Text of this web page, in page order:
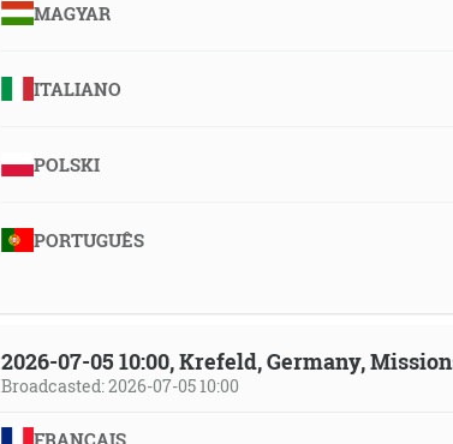
MAGYAR
ITALIANO
POLSKI
PORTUGUÊS
2026-07-05 10:00, Krefeld, Germany,
Broadcasted: 2026-07-05 10:00
FRANÇAIS